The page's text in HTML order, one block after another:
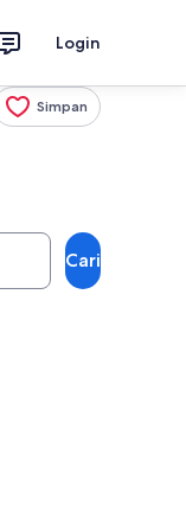
Login
Simpan
Cari